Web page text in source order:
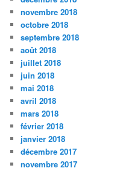
novembre 2018
octobre 2018
septembre 2018
août 2018
juillet 2018
juin 2018
mai 2018
avril 2018
mars 2018
février 2018
janvier 2018
décembre 2017
novembre 2017